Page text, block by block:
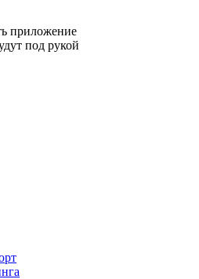
приложение
под рукой